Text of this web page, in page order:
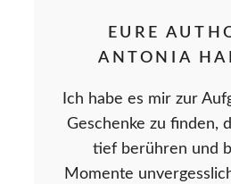
EURE
ANTONIA
Ich habe es mir zur
Geschenke zu finden,
tief berühren und
Momente